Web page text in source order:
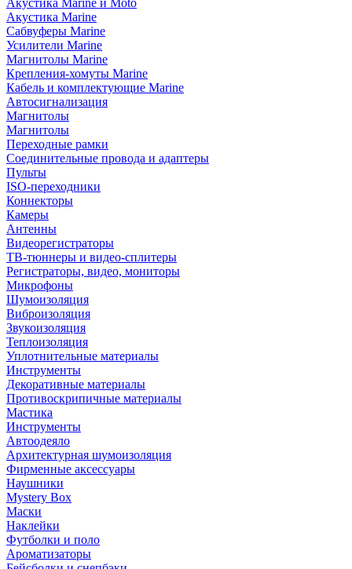
Акустика Marine и Moto
Акустика Marine
Сабвуферы Marine
Усилители Marine
Магнитолы Marine
Крепления-хомуты Marine
Кабель и комплектующие Marine
Автосигнализация
Магнитолы
Магнитолы
Переходные рамки
Соединительные провода и адаптеры
Пульты
ISO-переходники
Коннекторы
Камеры
Антенны
Видеорегистраторы
ТВ-тюннеры и видео-сплитеры
Регистраторы, видео, мониторы
Микрофоны
Шумоизоляция
Виброизоляция
Звукоизоляция
Теплоизоляция
Уплотнительные материалы
Инструменты
Декоративные материалы
Противоскрипичные материалы
Мастика
Инструменты
Автоодеяло
Архитектурная шумоизоляция
Фирменные аксессуары
Наушники
Mystery Box
Маски
Наклейки
Футболки и поло
Ароматизаторы